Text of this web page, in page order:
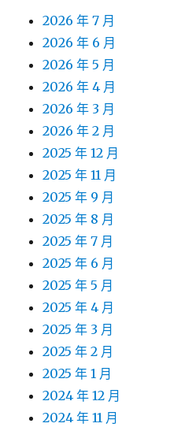
2026 年 7 月
2026 年 6 月
2026 年 5 月
2026 年 4 月
2026 年 3 月
2026 年 2 月
2025 年 12 月
2025 年 11 月
2025 年 9 月
2025 年 8 月
2025 年 7 月
2025 年 6 月
2025 年 5 月
2025 年 4 月
2025 年 3 月
2025 年 2 月
2025 年 1 月
2024 年 12 月
2024 年 11 月